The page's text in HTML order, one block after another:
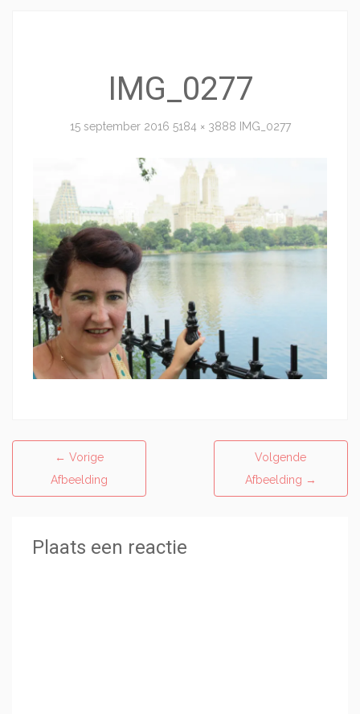
IMG_0277
15 september 2016 5184 × 3888 IMG_0277
← Vorige
Afbeelding
Volgende
Afbeelding →
Plaats een reactie